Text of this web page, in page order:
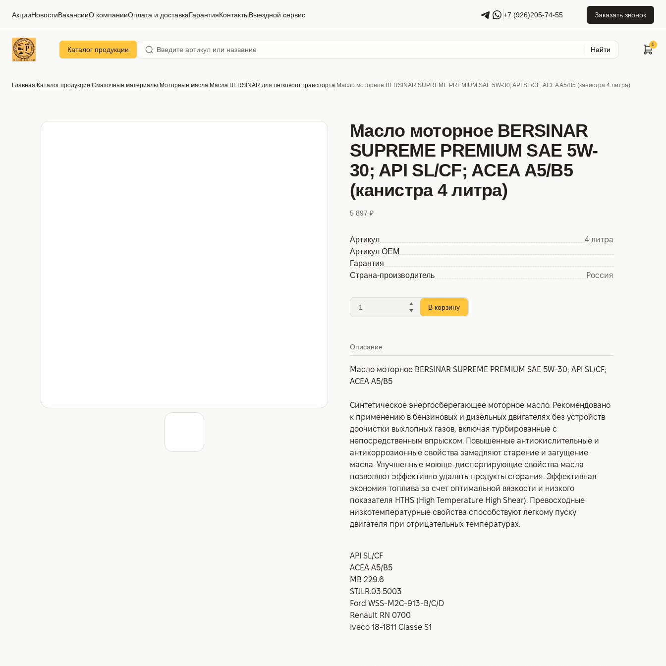
АкцииНовостиВакансииО компанииОплата и доставкаГарантияКонтактыВыездной сервис +7 (926)205-74-55 Заказать звонок
Каталог продукции Найти
Главная Каталог продукции Смазочные материалы Моторные масла Масла BERSINAR для легкового транспорта Масло моторное BERSINAR SUPREME PREMIUM SAE 5W-30; API SL/CF; ACEA A5/B5 (канистра 4 литра)
Масло моторное BERSINAR
SUPREME PREMIUM SAE 5W-
30; API SL/CF; ACEA A5/B5
(канистра 4 литра)
5 897 ₽
Артикул
4 литра
Артикул OEM
Гарантия
Страна-производитель
Россия
В корзину
Описание
Масло моторное BERSINAR SUPREME PREMIUM SAE 5W-30; API SL/CF;
ACEA A5/B5
Синтетическое энергосберегающее моторное масло. Рекомендовано
к применению в бензиновых и дизельных двигателях без устройств
доочистки выхлопных газов, включая турбированные с
непосредственным впрыском. Повышенные антиокислительные и
антикоррозионные свойства замедляют старение и загущение
масла. Улучшенные моюще-диспергирующие свойства масла
позволяют эффективно удалять продукты сгорания. Эффективная
экономия топлива за счет оптимальной вязкости и низкого
показателя HTHS (High Temperature High Shear). Превосходные
низкотемпературные свойства способствуют легкому пуску
двигателя при отрицательных температурах.
API SL/CF
ACEA A5/B5
MB 229.6
STJLR.03.5003
Ford WSS-M2C-913-B/C/D
Renault RN 0700
Iveco 18-1811 Classe S1